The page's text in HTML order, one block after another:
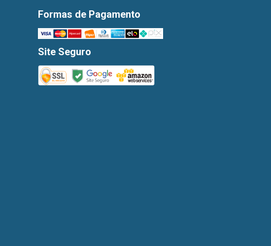
Formas de Pagamento
Site Seguro